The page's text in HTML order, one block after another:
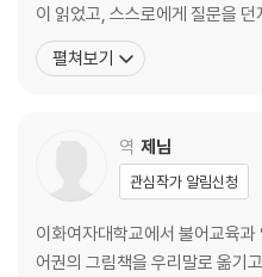
이 읽었고, 스스로에게 질문을
을 했는지 궁금해하다가 또 다른
을 잊어버리기도 합니다. 하지만
펼쳐보기
역 제님
관심작가 알림신청
이화여자대학교에서 불어교육
어권의 그림책을 우리말로 옮기